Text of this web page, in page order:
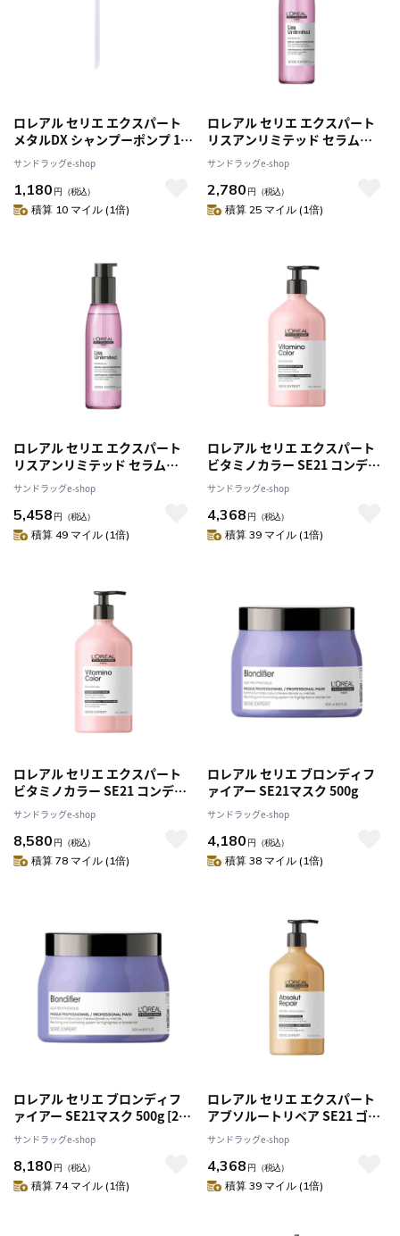
ロレアル セリエ エクスパート
メタルDX シャンプーポンプ 1個
[2個セット]
サンドラッグe-shop
1,180 円 （税込）
積算 10 マイル (1倍)
ロレアル セリエ エクスパート
リスアンリミテッド セラム
125ml
サンドラッグe-shop
2,780 円 （税込）
積算 25 マイル (1倍)
ロレアル セリエ エクスパート
リスアンリミテッド セラム
125ml [2個セット]
サンドラッグe-shop
5,458 円 （税込）
積算 49 マイル (1倍)
ロレアル セリエ エクスパート
ビタミノカラー SE21 コンディ
ショナー 750g
サンドラッグe-shop
4,368 円 （税込）
積算 39 マイル (1倍)
ロレアル セリエ エクスパート
ビタミノカラー SE21 コンディ
サンドラッグe-shop
8,580 円 （税込）
積算 78 マイル (1倍)
ロレアル セリエ ブロンディフ
ァイアー SE21マスク 500g
サンドラッグe-shop
4,180 円 （税込）
積算 38 マイル (1倍)
ロレアル セリエ ブロンディフ
ァイアー SE21マスク 500g [2個
セット]
サンドラッグe-shop
8,180 円 （税込）
積算 74 マイル (1倍)
ロレアル セリエ エクスパート
アブソルートリペア SE21 ゴー
ルド コンディショナー 750g
サンドラッグe-shop
4,368 円 （税込）
積算 39 マイル (1倍)